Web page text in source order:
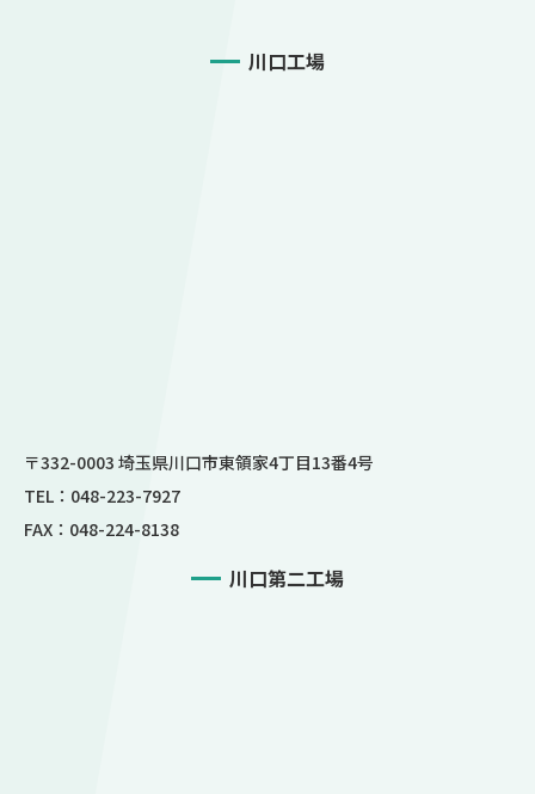
川口工場
〒332-0003 埼玉県川口市東領家4丁目13番4号
TEL：048-223-7927
FAX：048-224-8138
川口第二工場